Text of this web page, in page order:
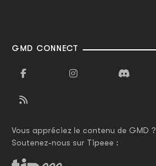
GMD CONNECT
Vous appréciez le contenu de GMD ?
Soutenez-nous sur Tipeee :